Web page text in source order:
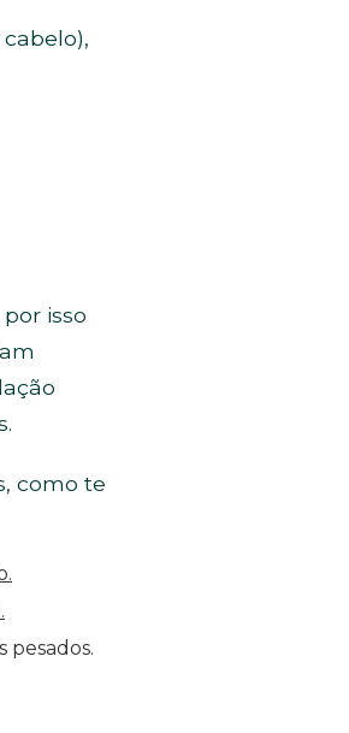
isso
como te
pesados.